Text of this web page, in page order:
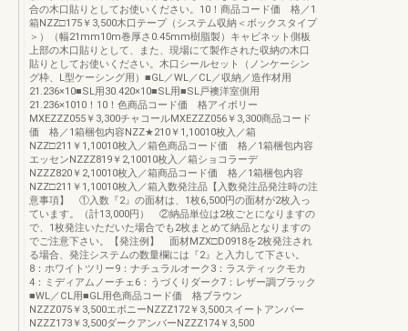
合の木口貼りとしてお使いください。10！商品コード価 格／1
箱NZZ□175￥3,500木口テープ（システム収納＜ボックスタイプ
＞）（幅21mm10m巻厚さ0.45mm樹脂製）キャビネット側板
上部の木口貼りとして、また、現場にて製作された収納の木口
貼りとしてお使いください。木口シールセット（ノンケーシン
グ枠、L型ケーシング用）■GL／WL／CL／収納／造作材用
21.236×10■SL用30.420×10■SL用■SL戸襖洋室側用
21.236×1010！10！色商品コード価 格アイボリー
MXEZZZ055￥3,300チャコールMXEZZZ056￥3,300商品コード
価 格／1箱梱包内容NZZ★210￥1,10010枚入／箱
NZZ□211￥1,10010枚入／箱色商品コード価 格／1箱梱包内容
エッセンNZZZ819￥2,10010枚入／箱ショコラーデ
NZZZ820￥2,10010枚入／箱商品コード価 格／1箱梱包内容
NZZ□211￥1,10010枚入／箱入数発注品【入数発注品発注時の注
意事項】 ①入数『2』の面材は、1枚6,500円の面材が2枚入っ
ています。（計13,000円） ②納品単位は2枚ごとになりますの
で、1枚発注いただいた場合でも2枚まとめて納品となりますの
でご注意下さい。【発注例】 面材MZX□D0918を2枚発注され
る場合、発注システムの数量欄には『2』と入力して下さい。
8：ホワイトツリー9：ナチュラルオーク3：ラスティックモカ
4：ミディアムノーチェ6：うづくりダーク7：レザー調ブラック
■WL／CL用■GL用色商品コード価 格ブラウン
NZZZ075￥3,500エボニーNZZZ172￥3,500スイートアンバー
NZZZ173￥3,500ダークアンバーNZZZ174￥3,500